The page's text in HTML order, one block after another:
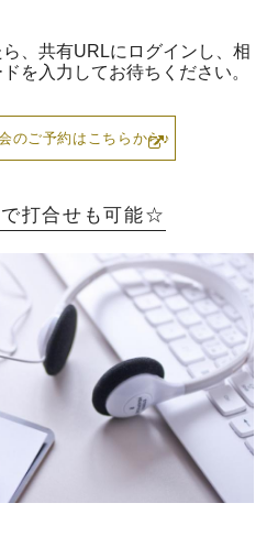
共有URLにログインし、相
を入力してお待ちください。
のご予約はこちらから♪
打合せも可能☆